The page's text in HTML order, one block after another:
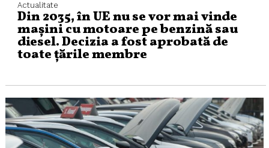
Actualitate
Din 2035, în UE nu se vor mai vinde
mașini cu motoare pe benzină sau
diesel. Decizia a fost aprobată de
toate țările membre